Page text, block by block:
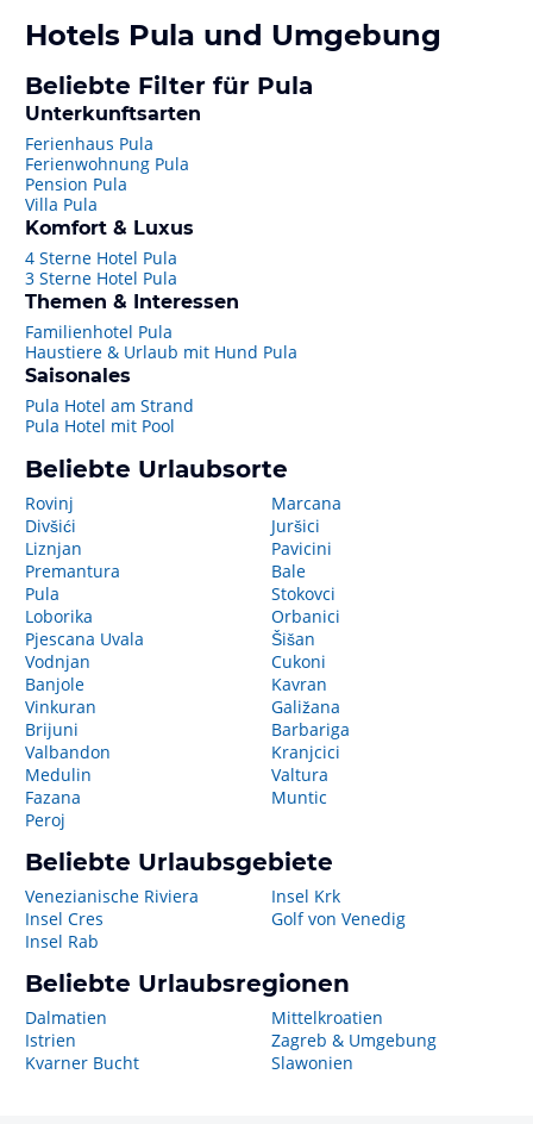
Hotels Pula und Umgebung
Beliebte Filter für Pula
Unterkunftsarten
Ferienhaus Pula
Ferienwohnung Pula
Pension Pula
Villa Pula
Komfort & Luxus
4 Sterne Hotel Pula
3 Sterne Hotel Pula
Themen & Interessen
Familienhotel Pula
Haustiere & Urlaub mit Hund Pula
Saisonales
Pula Hotel am Strand
Pula Hotel mit Pool
Beliebte Urlaubsorte
Rovinj
Divšići
Liznjan
Premantura
Pula
Loborika
Pjescana Uvala
Vodnjan
Banjole
Vinkuran
Brijuni
Valbandon
Medulin
Fazana
Peroj
Marcana
Juršici
Pavicini
Bale
Stokovci
Orbanici
Šišan
Cukoni
Kavran
Galižana
Barbariga
Kranjcici
Valtura
Muntic
Beliebte Urlaubsgebiete
Venezianische Riviera
Insel Cres
Insel Rab
Insel Krk
Golf von Venedig
Beliebte Urlaubsregionen
Dalmatien
Istrien
Kvarner Bucht
Mittelkroatien
Zagreb & Umgebung
Slawonien